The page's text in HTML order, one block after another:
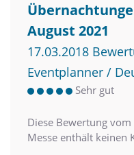
August 2021
17.03.2018
Eventplanner /
Sehr gut
Diese Bewertung
Messe enthält keinen